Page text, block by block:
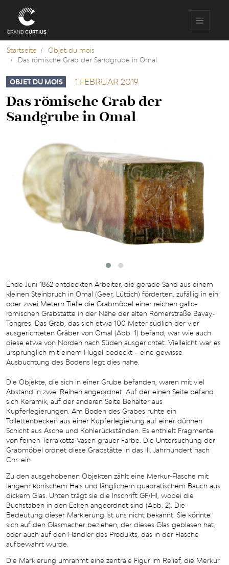
Startseite
Objet du mois
Das römische Grab der Sandgrube in Omal
OBJET DU MOIS 1 FEBRUAR 2019
Das römische Grab der
Sandgrube in Omal
Ende Juni 1862 entdeckten Arbeiter, die gerade Sand aus einem
kleinen Steinbruch in Omal (Geer, Lüttich) förderten, zufällig in ein
oder zwei Metern Tiefe die Grabmöbel einer reichen gallo-
römischen Grabstätte in der Nähe der alten Römerstraße Bavay-
Tongres. Das Grab, das sich etwa 100 Meter südlich der vier
ausgerichteten Gräber von Omal (Abb. 1) befand, war wie auch
diese etwa von Norden nach Süden ausgerichtet. Vielleicht war es
ursprünglich mit einem Hügel bedeckt – eine gewisse
Ausbuchtung des Bodens legt dies nahe.
Die Objekte, die sich in einer Grube befanden, waren mit viel
Abstand in zwei Reihen angeordnet. Auf der einen Seite befand
sich Keramik, auf der anderen Seite Behälter aus
Kupferlegierungen. Am Boden des Grabes ruhte ein
Toilettenbecken aus einer Kupferlegierung auf einer dünnen
Schicht aus Asche und Kohlerückständen. Es enthielt Fragmente
von feinen Terrakotta-Vasen grauer Farbe. Die Untersuchung der
Grabmöbel ordnet diese Grabstätte in das III. Jahrhundert nach
Chr. ein
Zu den ausgehobenen Objekten zählt eine Merkur-Flasche mit
langem konischem Hals und länglichem quadratischem Bauch aus
dickem Glas. Unten trägt sie die Inschrift GF/HI, wobei die
Buchstaben in den Ecken angeordnet sind (Abb. 2). Die
Bedeutung dieser Markierung ist uns nicht bekannt. Sie könnte
sich auf den Glasmacher beziehen, der dieses Glas geblasen hat,
oder auch auf den Händler des Produkts, das in der Flasche
aufbewahrt wurde.
Die Markierung umrahmt eine zentrale Figur im Relief, die Merkur